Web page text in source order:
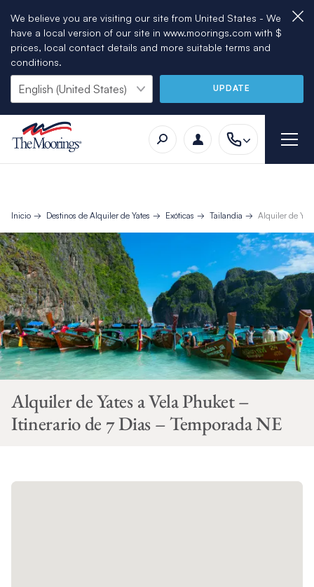
We believe you are visiting our site from United States - We
have a local version of our site in www.moorings.com with $
prices, local contact details and more suitable terms and
conditions.
UPDATE
Inicio Destinos de Alquiler de Yates Exóticas Tailandia Alquiler de
Alquiler de Yates a Vela Phuket –
Itinerario de 7 Dias – Temporada NE